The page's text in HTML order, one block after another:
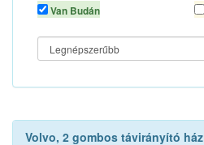
Alkatrészek
Van Budán
Volvo, 2 gombos távirányító ház